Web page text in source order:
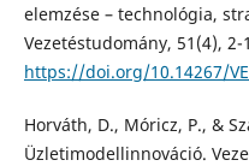
elemzése – technológia,
Vezetéstudomány, 51(4), 2-
https://doi.org/10.14267/
Horváth, D., Móricz, P., &
Üzletimodellinnováció.